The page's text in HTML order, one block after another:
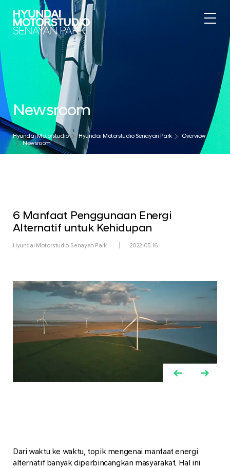
Newsroom
Hyundai Motorstudio Hyundai Motorstudio Senayan Park
Overview
Newsroom
6 Manfaat Penggunaan Energi
Alternatif untuk Kehidupan
Hyundai Motorstudio Senayan Park 2022.05.16
Dari waktu ke waktu, topik mengenai manfaat energi
alternatif banyak diperbincangkan masyarakat. Hal ini